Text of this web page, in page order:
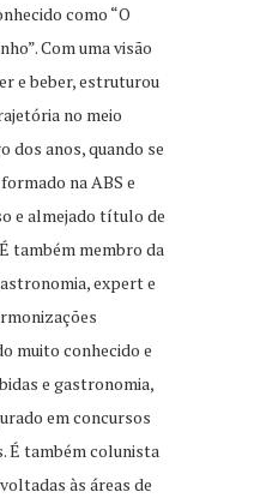
como “O
Com uma visão
e beber, estruturou
no meio
dos anos, quando se
na ABS e
e almejado título de
também membro da
expert e
muito conhecido e
e gastronomia,
em concursos
É também colunista
às áreas de